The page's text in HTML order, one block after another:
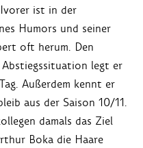
ist in der
Humors und seiner
oft herum. Den
legt er
Außerdem kennt er
aus der Saison 10/11.
damals das Ziel
Boka die Haare